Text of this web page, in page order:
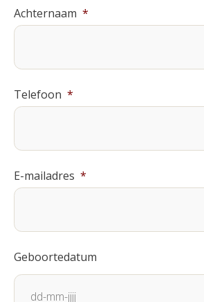
Achternaam *
Telefoon *
E-mailadres *
Geboortedatum